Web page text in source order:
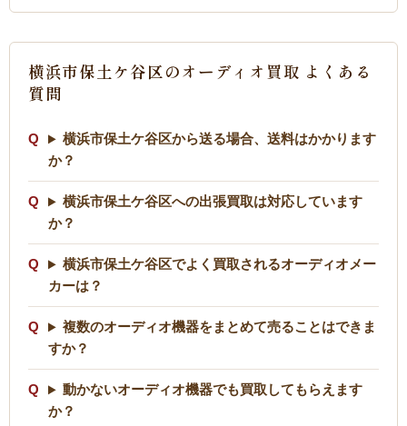
横浜市保土ケ谷区のオーディオ買取 よくある
質問
横浜市保土ケ谷区から送る場合、送料はかかります
か？
横浜市保土ケ谷区への出張買取は対応しています
か？
横浜市保土ケ谷区でよく買取されるオーディオメー
カーは？
複数のオーディオ機器をまとめて売ることはできま
すか？
動かないオーディオ機器でも買取してもらえます
か？